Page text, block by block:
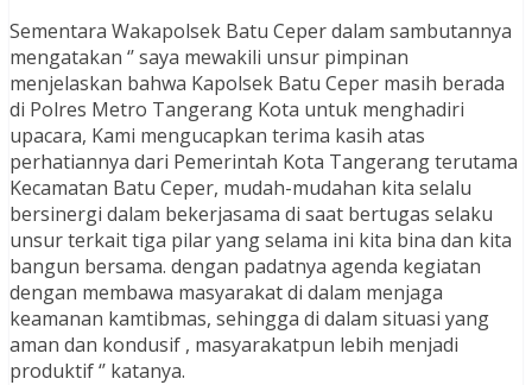
Sementara Wakapolsek Batu Ceper dalam sambutannya
mengatakan ‘’ saya mewakili unsur pimpinan
menjelaskan bahwa Kapolsek Batu Ceper masih berada
di Polres Metro Tangerang Kota untuk menghadiri
upacara, Kami mengucapkan terima kasih atas
perhatiannya dari Pemerintah Kota Tangerang terutama
Kecamatan Batu Ceper, mudah-mudahan kita selalu
bersinergi dalam bekerjasama di saat bertugas selaku
unsur terkait tiga pilar yang selama ini kita bina dan kita
bangun bersama. dengan padatnya agenda kegiatan
dengan membawa masyarakat di dalam menjaga
keamanan kamtibmas, sehingga di dalam situasi yang
aman dan kondusif , masyarakatpun lebih menjadi
produktif ‘’ katanya.